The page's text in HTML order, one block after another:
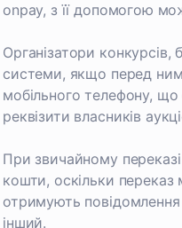
onpay, з її допомогою
Організатори конкурсів,
системи, якщо перед
мобільного телефону, що
реквізити власників
При звичайному переказі
кошти, оскільки переказ
отримують
інший.